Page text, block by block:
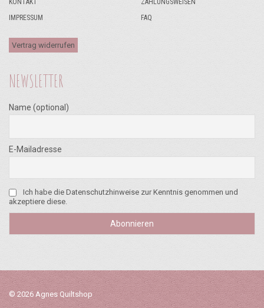
KONTAKT
IMPRESSUM
ZAHLUNGSWEISEN
FAQ
Vertrag widerrufen
NEWSLETTER
Name (optional)
E-Mailadresse
Ich habe die Datenschutzhinweise zur Kenntnis genommen und
akzeptiere diese.
© 2026 Agnes Quiltshop